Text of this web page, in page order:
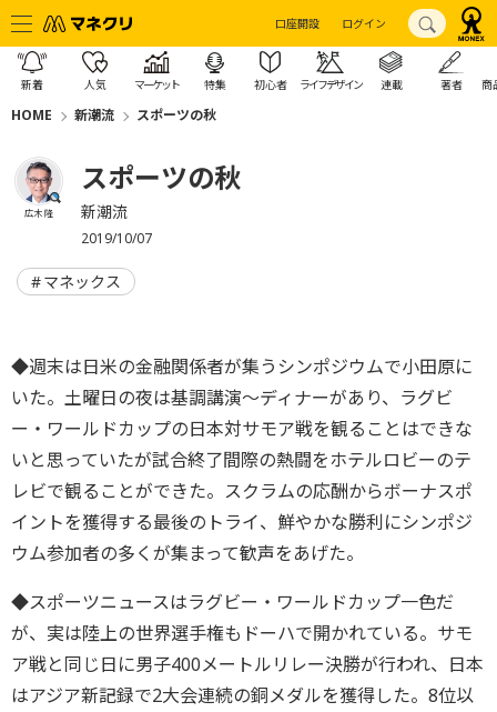
口座開設 ログイン
新着 人気 マーケット 特集 初心者 ライフデザイン 連載 著者 商
HOME 新潮流 スポーツの秋
広木 隆
スポーツの秋
新潮流
2019/10/07
マネックス
◆週末は日米の金融関係者が集うシンポジウムで小田原に
いた。土曜日の夜は基調講演～ディナーがあり、ラグビ
ー・ワールドカップの日本対サモア戦を観ることはできな
いと思っていたが試合終了間際の熱闘をホテルロビーのテ
レビで観ることができた。スクラムの応酬からボーナスポ
イントを獲得する最後のトライ、鮮やかな勝利にシンポジ
ウム参加者の多くが集まって歓声をあげた。
◆スポーツニュースはラグビー・ワールドカップ一色だ
が、実は陸上の世界選手権もドーハで開かれている。サモ
ア戦と同じ日に男子400メートルリレー決勝が行われ、日本
はアジア新記録で2大会連続の銅メダルを獲得した。8位以